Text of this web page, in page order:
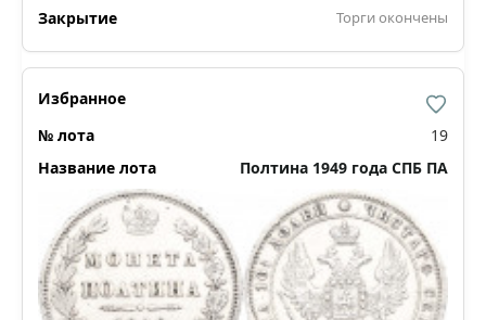
Торги окончены
19
Полтина 1949 года СПБ ПА